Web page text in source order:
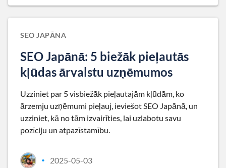
SEO JAPĀNA
SEO Japānā: 5 biežāk pieļautās
kļūdas ārvalstu uzņēmumos
Uzziniet par 5 visbiežāk pieļautajām kļūdām, ko
ārzemju uzņēmumi pieļauj, ieviešot SEO Japānā, un
uzziniet, kā no tām izvairīties, lai uzlabotu savu
pozīciju un atpazīstamību.
• 2025-05-03